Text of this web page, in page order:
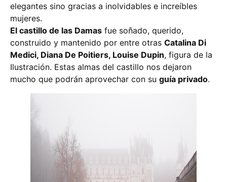
elegantes sino gracias a inolvidables e increíbles
mujeres.
El castillo de las Damas fue soñado, querido,
construido y mantenido por entre otras Catalina Di
Medici, Diana De Poitiers, Louise Dupin, figura de la
Ilustración. Estas almas del castillo nos dejaron
mucho que podrán aprovechar con su guía privado.